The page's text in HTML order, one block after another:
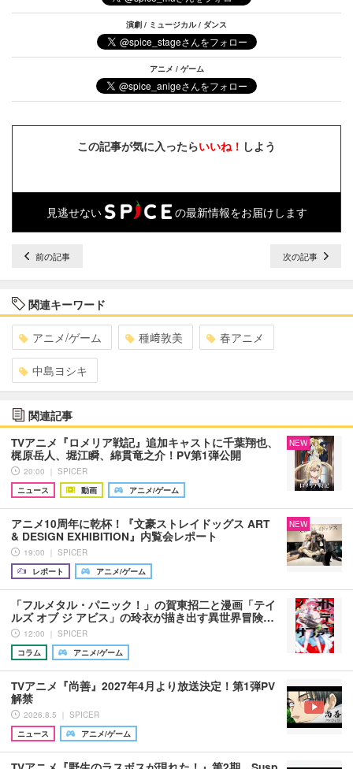
演劇 / ミュージカル / ダンス
アニメ / ゲーム
この記事が気に入ったらいいね！ しよう
見逃せない の最新情報をお届けします
前の記事 次の記事
関連キーワード
アニメ/ゲーム 種﨑敦美 春アニメ
中島ヨシキ
関連記事
TVアニメ『ロメリア戦記』追加キャストに千葉翔也、
梶原岳人、堀江瞬、綿貫竜之介！PV第1弾公開
20:00 ｜ SPICER
ニュース
動画 アニメ/ゲーム
NEW
アニメ10周年に乾杯！『文豪ストレイドッグス ART
& DESIGN EXHIBITION』内覧会レポート
19:00 ｜ SPICER
レポート
アニメ/ゲーム
NEW
「フルメタル・パニック！」の賀東招二と漫画「テイ
ルズ オブ ジ アビス」の玲衣が描き出す異世界冒険…
12:00 ｜ SPICER
コラム
アニメ/ゲーム
TVアニメ『尚善』2027年4月より放送決定！第1弾PV
解禁
2026.8.5 ｜ SPICER
ニュース
アニメ/ゲーム